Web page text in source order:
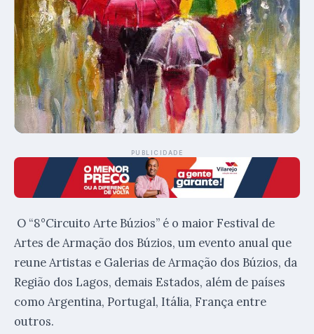
PUBLICIDADE
O “8°Circuito Arte Búzios” é o maior Festival de
Artes de Armação dos Búzios, um evento anual que
reune Artistas e Galerias de Armação dos Búzios, da
Região dos Lagos, demais Estados, além de países
como Argentina, Portugal, Itália, França entre
outros.